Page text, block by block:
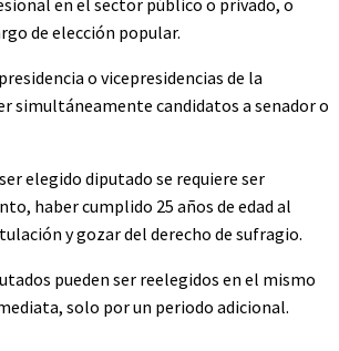
en el sector público o privado, o
de elección popular.
o vicepresidencias de la
simultáneamente candidatos a senador o
elegido diputado se requiere ser
haber cumplido 25 años de edad al
y gozar del derecho de sufragio.
pueden ser reelegidos en el mismo
solo por un periodo adicional.